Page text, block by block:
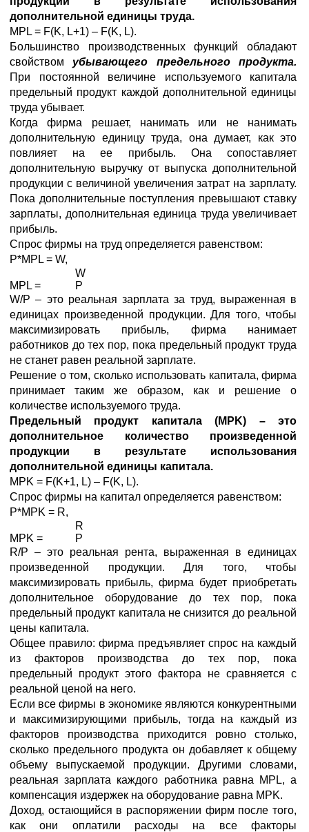
дополнительной единицы труда.
MPL = F(K, L+1) – F(K, L).
Большинство производственных функций обладают
свойством убывающего предельного продукта.
При постоянной величине используемого капитала
предельный продукт каждой дополнительной единицы
труда убывает.
Когда фирма решает, нанимать или не нанимать
дополнительную единицу труда, она думает, как это
повлияет на ее прибыль. Она сопоставляет
дополнительную выручку от выпуска дополнительной
продукции с величиной увеличения затрат на зарплату.
Пока дополнительные поступления превышают ставку
зарплаты, дополнительная единица труда увеличивает
прибыль.
Спрос фирмы на труд определяется равенством:
P*MPL = W,
MPL =
W
P
W/P – это реальная зарплата за труд, выраженная в
единицах произведенной продукции. Для того, чтобы
максимизировать прибыль, фирма нанимает
работников до тех пор, пока предельный продукт труда
не станет равен реальной зарплате.
Решение о том, сколько использовать капитала, фирма
принимает таким же образом, как и решение о
количестве используемого труда.
Предельный продукт капитала (MPK) – это
дополнительное количество произведенной
продукции в результате использования
дополнительной единицы капитала.
MPK = F(K+1, L) – F(K, L).
Спрос фирмы на капитал определяется равенством:
P*MPK = R,
MPK =
R
P
R/P – это реальная рента, выраженная в единицах
произведенной продукции. Для того, чтобы
максимизировать прибыль, фирма будет приобретать
дополнительное оборудование до тех пор, пока
предельный продукт капитала не снизится до реальной
цены капитала.
Общее правило: фирма предъявляет спрос на каждый
из факторов производства до тех пор, пока
предельный продукт этого фактора не сравняется с
реальной ценой на него.
Если все фирмы в экономике являются конкурентными
и максимизирующими прибыль, тогда на каждый из
факторов производства приходится ровно столько,
сколько предельного продукта он добавляет к общему
объему выпускаемой продукции. Другими словами,
реальная зарплата каждого работника равна MPL, а
компенсация издержек на оборудование равна MPK.
Доход, остающийся в распоряжении фирм после того,
как они оплатили расходы на все факторы